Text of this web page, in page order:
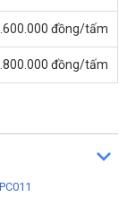
đồng/tấm
đồng/tấm